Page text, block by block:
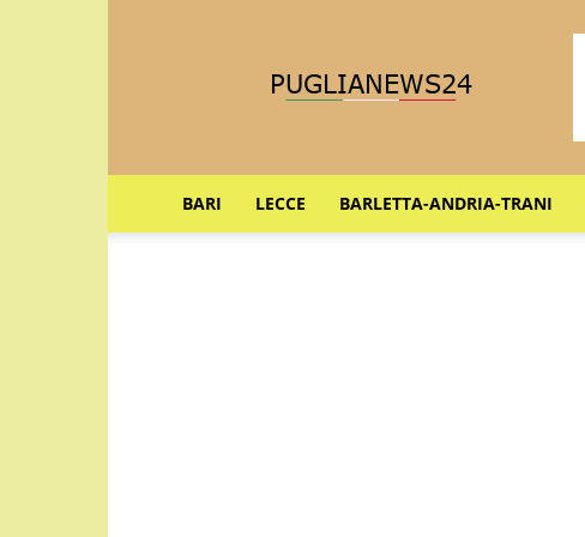
BARI LECCE BARLETTA-ANDRIA-TRANI